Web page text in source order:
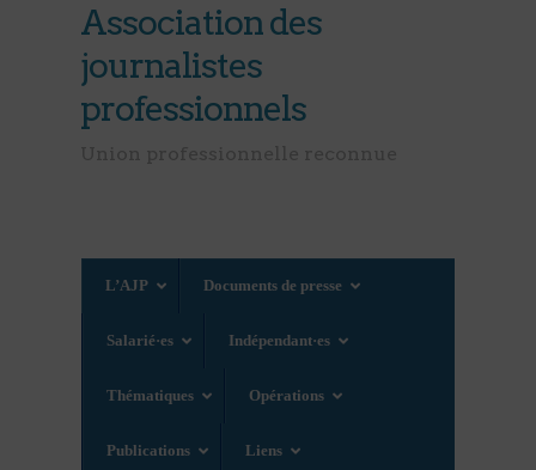
Association des
journalistes
professionnels
L’AJP Documents de presse
Salarié·es Indépendant·es
Thématiques Opérations
Publications Liens